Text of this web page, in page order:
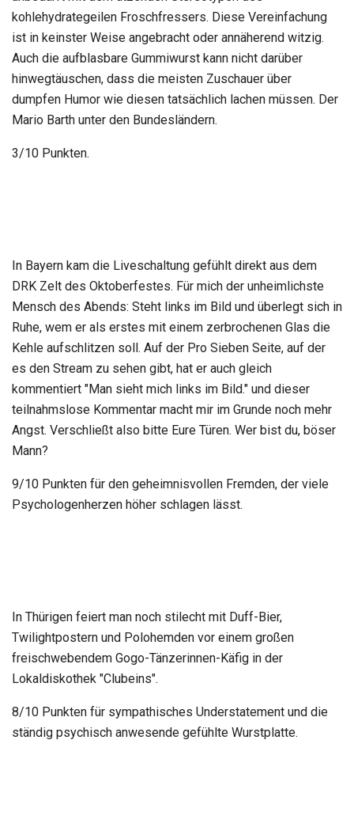
kohlehydrategeilen Froschfressers. Diese Vereinfachung
ist in keinster Weise angebracht oder annäherend witzig.
Auch die aufblasbare Gummiwurst kann nicht darüber
hinwegtäuschen, dass die meisten Zuschauer über
dumpfen Humor wie diesen tatsächlich lachen müssen. Der
Mario Barth unter den Bundesländern.
3/10 Punkten.
In Bayern kam die Liveschaltung gefühlt direkt aus dem
DRK Zelt des Oktoberfestes. Für mich der unheimlichste
Mensch des Abends: Steht links im Bild und überlegt sich in
Ruhe, wem er als erstes mit einem zerbrochenen Glas die
Kehle aufschlitzen soll. Auf der Pro Sieben Seite, auf der
es den Stream zu sehen gibt, hat er auch gleich
kommentiert "Man sieht mich links im Bild." und dieser
teilnahmslose Kommentar macht mir im Grunde noch mehr
Angst. Verschließt also bitte Eure Türen. Wer bist du, böser
Mann?
9/10 Punkten für den geheimnisvollen Fremden, der viele
Psychologenherzen höher schlagen lässt.
In Thürigen feiert man noch stilecht mit Duff-Bier,
Twilightpostern und Polohemden vor einem großen
freischwebendem Gogo-Tänzerinnen-Käfig in der
Lokaldiskothek "Clubeins".
8/10 Punkten für sympathisches Understatement und die
ständig psychisch anwesende gefühlte Wurstplatte.